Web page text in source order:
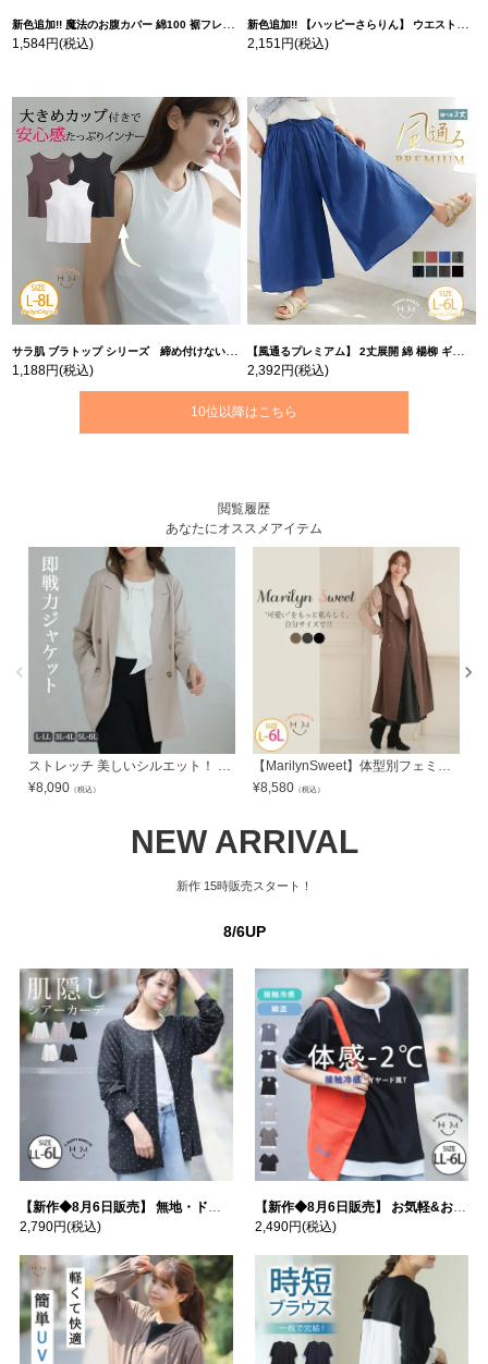
新色追加!! 魔法のお腹カバー 綿100 裾フレア Tシャツ | 大きいサイズの通販ならハッピーマリリン
1,584円(税込)
新色追加!! 【ハッピーさらりん】 ウエストタック入り スッキリ魅せ コクーントップス | 大きいサイズの通販ならハッピーマリリン
2,151円(税込)
サラ肌 ブラトップ シリーズ 締め付けない リブ タンクトップ | 大きいサイズの通販ならハッピーマリリン
1,188円(税込)
【風通るプレミアム】 2丈展開 綿 楊柳 ギャザー フレア スカンツ 【ウェストゴム】 | 大きいサイズの通販ならハッピーマリリン
2,392円(税込)
10位以降はこちら
閲覧履歴
あなたにオススメアイテム
ストレッチ 美しいシルエット！ テーラード ジャケット 二の腕カバー | 大きいサイズの通販ならハッピーマリリン
¥8,090 （税込）
【MarilynSweet】体型別フェミニン ダブルブレスト ロングジレ | 大きいサイズの通販ならハッピーマリリン
¥8,580 （税込）
NEW ARRIVAL
新作 15時販売スタート！
8/6UP
【新作◆8月6日販売】 無地・ドット柄から選べる 忍ばせ 活躍 シアー カーデ | 大きいサイズの通販ならハッピーマリリン
2,790円(税込)
【新作◆8月6日販売】 お気軽&お手軽 選べるデザイン 接触冷感 レイヤード風 コットン トップス | 大きいサイズの通販ならハッピーマリリン
2,490円(税込)